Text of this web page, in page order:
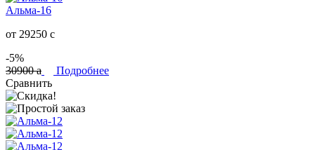
Альма-16
от 29250 c
-5%
30900a
Подробнее
Сравнить